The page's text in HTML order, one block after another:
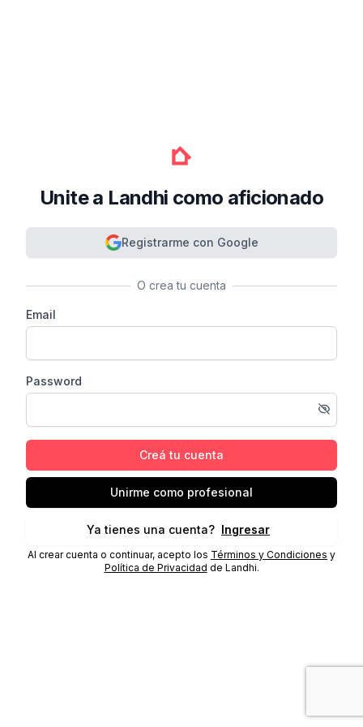
Unite a Landhi como aficionado
Registrarme con Google
O crea tu cuenta
Email
Password
Creá tu cuenta
Unirme como profesional
Ya tienes una cuenta? Ingresar
Al crear cuenta o continuar, acepto los Términos y Condiciones y
Política de Privacidad de Landhi.